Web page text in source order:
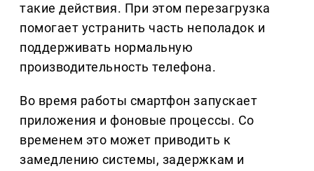
такие действия. При этом перезагрузка
помогает устранить часть неполадок и
поддерживать нормальную
производительность телефона.
Во время работы смартфон запускает
приложения и фоновые процессы. Со
временем это может приводить к
замедлению системы, задержкам и